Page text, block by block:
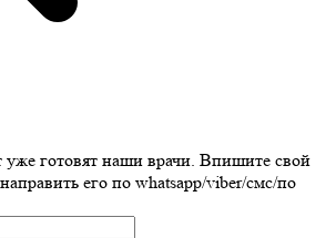
уже готовят наши врачи. Впишите свой
его по whatsapp/viber/смс/по